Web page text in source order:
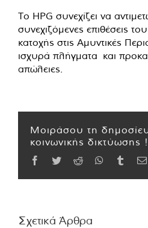
Το HPG συνεχίζει να
συνεχιζόμενες επιθέσεις
κατοχής στις Αμυντικές
ισχυρά πλήγματα και
απώλειες.
Μοιράσου τη
κοινωνικής δικτύωσης !
Facebook
TwitterReddit WhatsApp
Tumblr
Σχετικά Άρθρα